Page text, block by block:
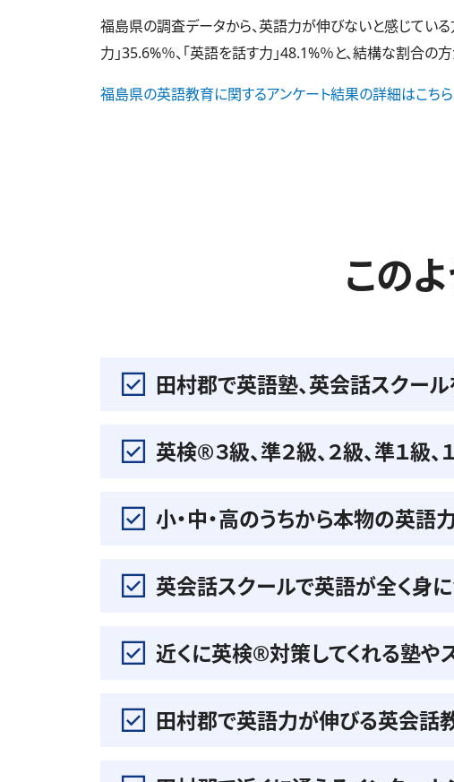
福島県の調査データから、英語力が伸びないと感じている
力」35.6%％、「英語を話す力」48.1%％と、結構な割合の
福島県の英語教育に関するアンケート結果の詳細はこちら
この
田村郡で英語塾、英会話スクー
英検®️３級、準２級、２級、準１級
小・中・高のうちから本物の英語
英会話スクールで英語が全く身
近くに英検®️対策してくれる塾や
田村郡で英語力が伸びる英会話